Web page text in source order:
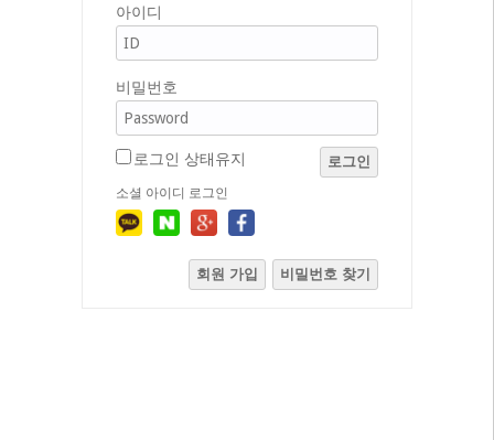
아이디
비밀번호
로그인 상태유지 로그인
소셜 아이디 로그인
회원 가입 비밀번호 찾기